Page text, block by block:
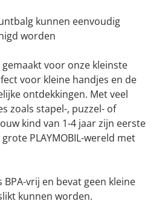
kunnen eenvoudig
worden
gemaakt voor onze kleinste
voor kleine handjes en de
ontdekkingen. Met veel
zoals stapel-, puzzel- of
kind van 1-4 jaar zijn eerste
PLAYMOBIL-wereld met
BPA-vrij en bevat geen kleine
kunnen worden.